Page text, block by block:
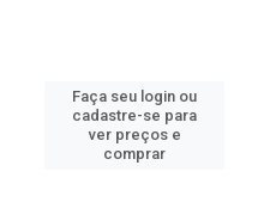
Faça seu login ou
cadastre-se para
ver preços e
comprar